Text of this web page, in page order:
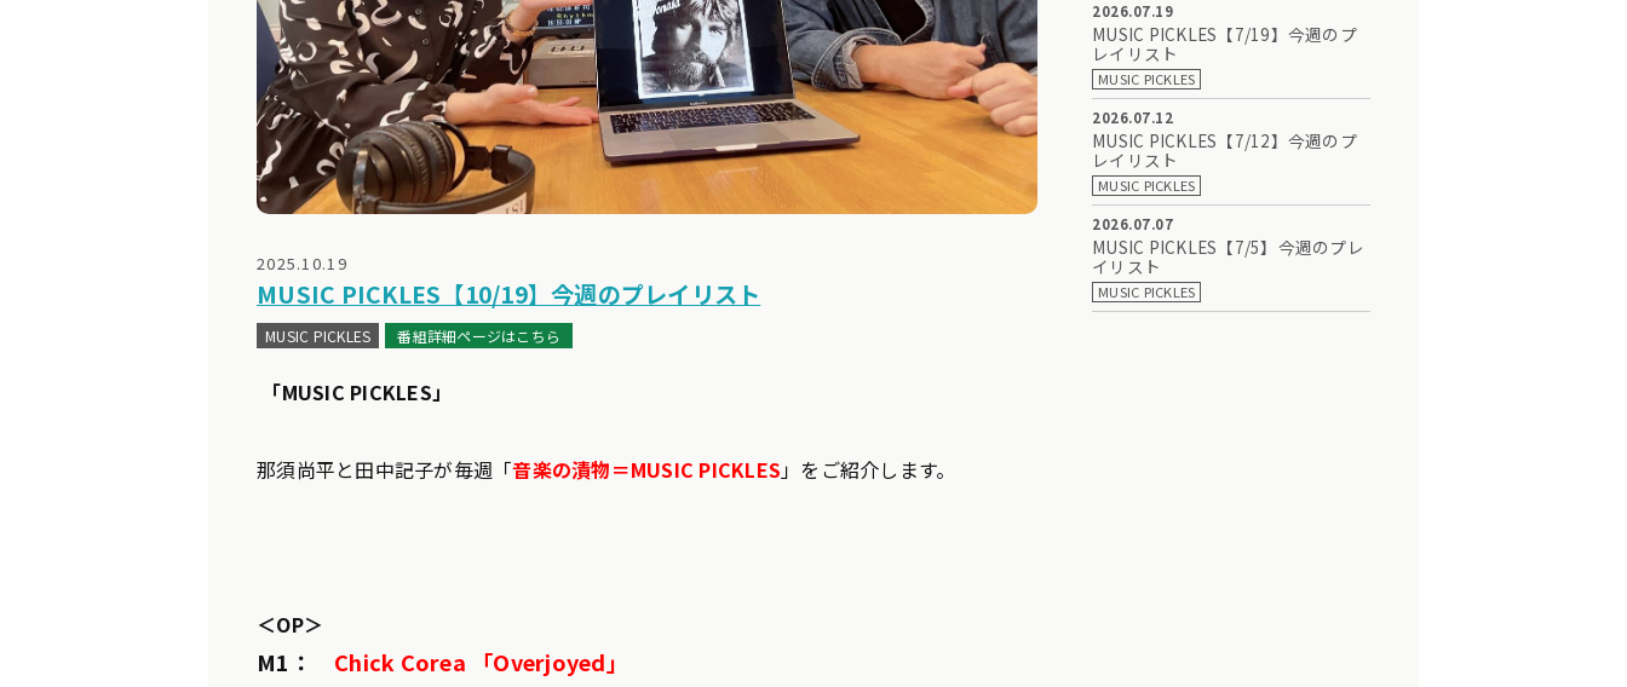
2025.10.19
MUSIC PICKLES【10/19】今週のプレイリスト
MUSIC PICKLES 番組詳細ページはこちら
「MUSIC PICKLES」
那須尚平と田中記子が毎週「音楽の漬物＝MUSIC PICKLES」をご紹介します。
＜OP＞
M1： Chick Corea 「Overjoyed」
2026.07.19
MUSIC PICKLES【7/19】今週のプ
レイリスト
MUSIC PICKLES
2026.07.12
MUSIC PICKLES【7/12】今週のプ
レイリスト
MUSIC PICKLES
2026.07.07
MUSIC PICKLES【7/5】今週のプレ
イリスト
MUSIC PICKLES